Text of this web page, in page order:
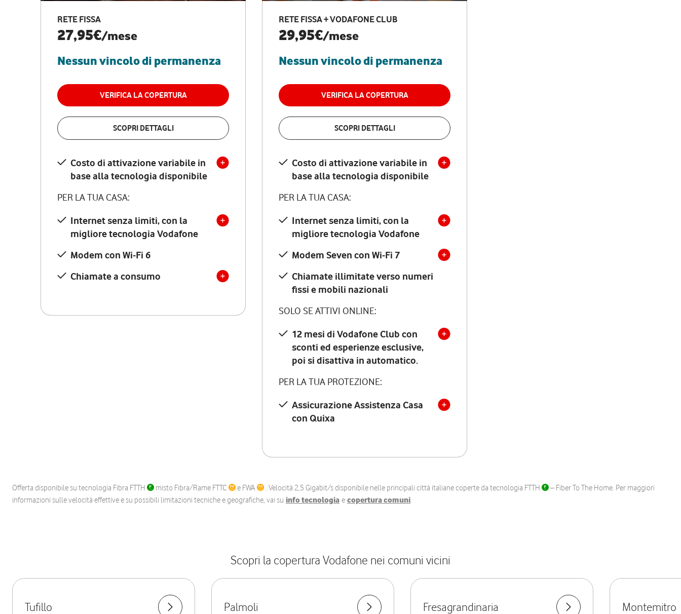
RETE FISSA
27,95€/mese
Nessun vincolo di permanenza
VERIFICA LA COPERTURA
SCOPRI DETTAGLI
Costo di attivazione variabile in
base alla tecnologia disponibile
PER LA TUA CASA:
Internet senza limiti, con la
migliore tecnologia Vodafone
Modem con Wi-Fi 6
Chiamate a consumo
RETE FISSA + VODAFONE CLUB
29,95€/mese
Nessun vincolo di permanenza
VERIFICA LA COPERTURA
SCOPRI DETTAGLI
Costo di attivazione variabile in
base alla tecnologia disponibile
PER LA TUA CASA:
Internet senza limiti, con la
migliore tecnologia Vodafone
Modem Seven con Wi-Fi 7
Chiamate illimitate verso numeri
fissi e mobili nazionali
SOLO SE ATTIVI ONLINE:
12 mesi di Vodafone Club con
sconti ed esperienze esclusive,
poi si disattiva in automatico.
PER LA TUA PROTEZIONE:
Assicurazione Assistenza Casa
con Quixa
Offerta disponibile su tecnologia Fibra FTTH misto Fibra/Rame FTTC e FWA . Velocità 2,5 Gigabit/s disponibile nelle principali città italiane coperte da tecnologia FTTH
– Fiber To The Home. Per maggiori
informazioni sulle velocità effettive e su possibili limitazioni tecniche e geografiche, vai su info tecnologia e copertura comuni.
Scopri la copertura Vodafone nei comuni vicini
Tufillo Palmoli Fresagrandinaria Montemitro